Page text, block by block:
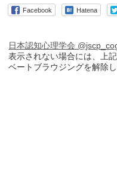
Facebook Hatena
日本認知心理学会
表示されない場合には、上
ベートブラウジングを解除